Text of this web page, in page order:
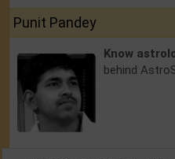
Punit Pandey
Know
behind